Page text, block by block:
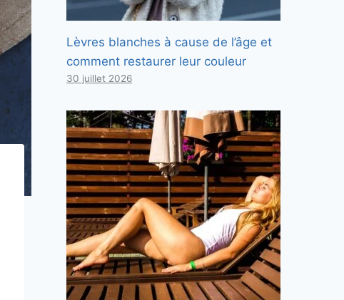
Lèvres blanches à cause de l’âge et
comment restaurer leur couleur
30 juillet 2026